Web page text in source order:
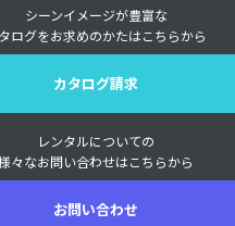
シーンイメージが豊富な
ログをお求めのかたはこちらから
カタログ請求
レンタルについての
々なお問い合わせはこちらから
お問い合わせ